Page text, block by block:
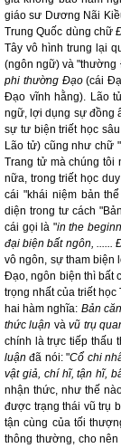
giáo sư Dương Nãi
Trung Quốc dùng chữ
Tây vô hình trung lại
(ngôn ngữ) và "thường
phi thường Đạo(cái
Đạo vĩnh hằng). Lão
ngữ, lợi dụng sự đồng
sự tư biện triết học
Lão tử) cũng như chữ "
Trang tử mà chúng tôi
nữa, trong triết học
cái "khái niệm bản
diện trong tư cách
cái gọi là "in the
đại biện bất ngôn, ......
vô ngôn, sự tham biện
Đạo, ngôn biện thì bất
trọng nhất của triết
hai hàm nghĩa: Bản căn
thức luận vàvũ trụ
chính là trực tiếp thấu
luận đã nói: "Cổ chi
vật giả, chí hĩ, tận hĩ,
nhận thức, như thế
được trạng thái vũ trụ
tận cùng của tối
thông thường, cho